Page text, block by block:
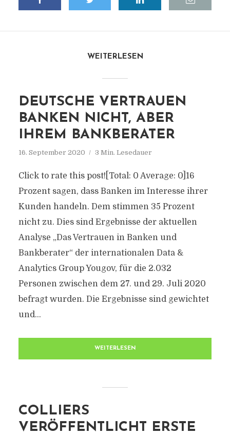
WEITERLESEN
DEUTSCHE VERTRAUEN
BANKEN NICHT, ABER
IHREM BANKBERATER
16. September 2020 3 Min. Lesedauer
Click to rate this post![Total: 0 Average: 0]16
Prozent sagen, dass Banken im Interesse ihrer
Kunden handeln. Dem stimmen 35 Prozent
nicht zu. Dies sind Ergebnisse der aktuellen
Analyse „Das Vertrauen in Banken und
Bankberater“ der internationalen Data &
Analytics Group Yougov, für die 2.032
Personen zwischen dem 27. und 29. Juli 2020
befragt wurden. Die Ergebnisse sind gewichtet
und...
WEITERLESEN
COLLIERS
VERÖFFENTLICHT ERSTE